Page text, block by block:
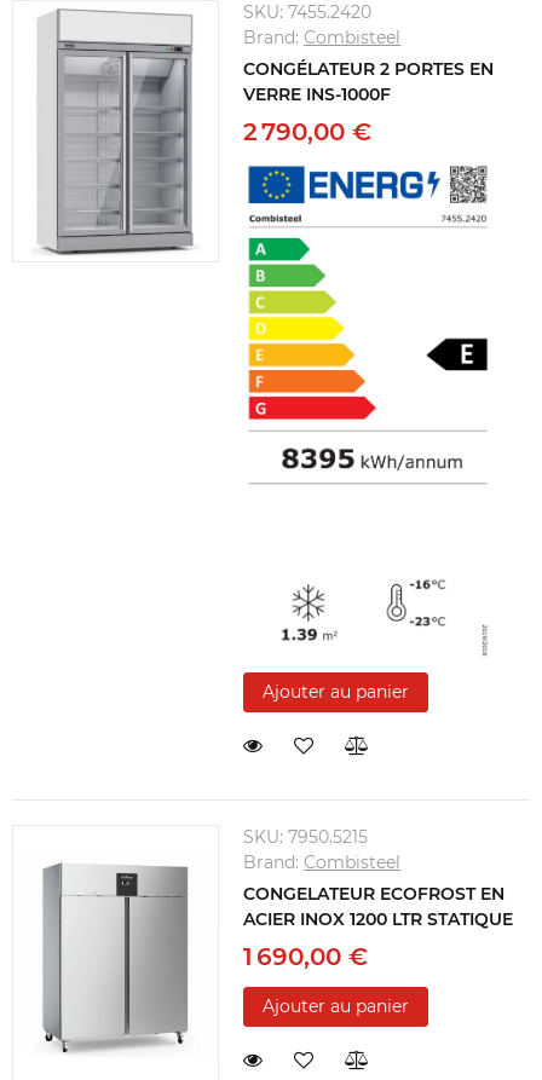
SKU:7455.2420
Brand:Combisteel
CONGÉLATEUR 2 PORTES EN
VERRE INS-1000F
2 790,00 €
Ajouter au panier
SKU:7950.5215
Brand:Combisteel
CONGELATEUR ECOFROST EN
ACIER INOX 1200 LTR STATIQUE
1 690,00 €
Ajouter au panier